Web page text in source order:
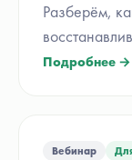
Разберём,
Подробнее →
Вебинар